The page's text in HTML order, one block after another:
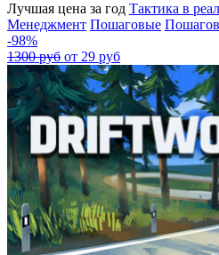
Лучшая цена за год Тактика в
Менеджмент Пошаговые
-98%
1300 руб от 29 руб